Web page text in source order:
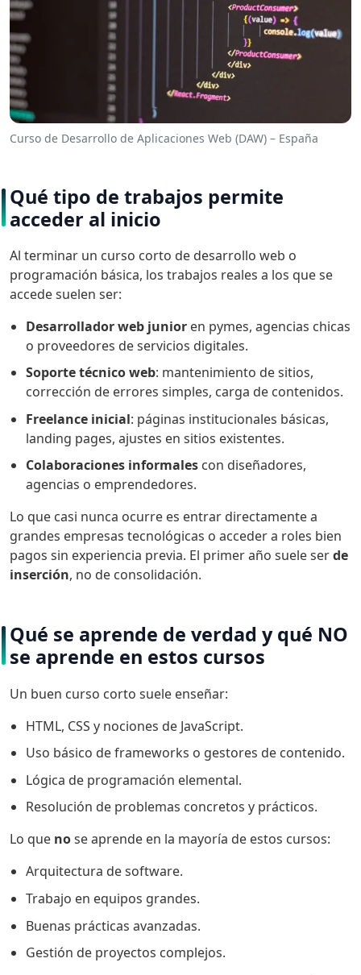
Curso de Desarrollo de Aplicaciones Web (DAW) – España
Qué tipo de trabajos permite
acceder al inicio
Al terminar un curso corto de desarrollo web o
programación básica, los trabajos reales a los que se
accede suelen ser:
Desarrollador web junior en pymes, agencias chicas
o proveedores de servicios digitales.
Soporte técnico web: mantenimiento de sitios,
corrección de errores simples, carga de contenidos.
Freelance inicial: páginas institucionales básicas,
landing pages, ajustes en sitios existentes.
Colaboraciones informales con diseñadores,
agencias o emprendedores.
Lo que casi nunca ocurre es entrar directamente a
grandes empresas tecnológicas o acceder a roles bien
pagos sin experiencia previa. El primer año suele serde
inserción, no de consolidación.
Qué se aprende de verdad y qué NO
se aprende en estos cursos
Un buen curso corto suele enseñar:
HTML, CSS y nociones de JavaScript.
Uso básico de frameworks o gestores de contenido.
Lógica de programación elemental.
Resolución de problemas concretos y prácticos.
Lo que nose aprende en la mayoría de estos cursos:
Arquitectura de software.
Trabajo en equipos grandes.
Buenas prácticas avanzadas.
Gestión de proyectos complejos.